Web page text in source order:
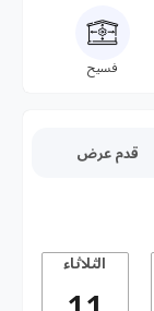
فسيح
قدم عرض
الثلاثاء